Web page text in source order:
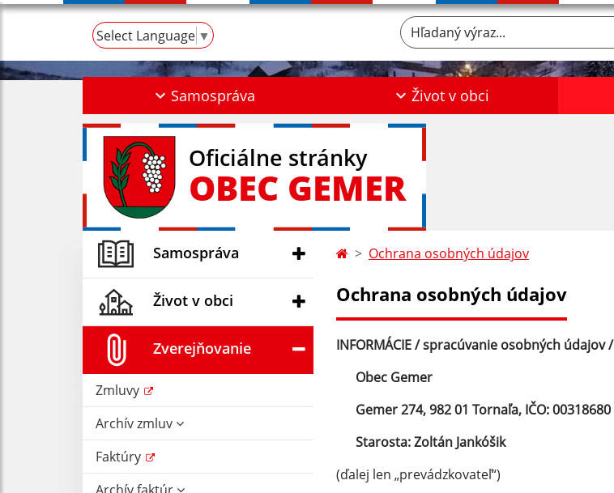
Select Language ▼
Hľadaný výraz...
Samospráva Život v obci
Oficiálne stránky
OBEC GEMER
Samospráva
Život v obci
Zverejňovanie
Zmluvy
Archív zmluv
Faktúry
Ochrana osobných údajov
Ochrana osobných údajov
INFORMÁCIE / spracúvanie osobných údajov /
Obec Gemer
Gemer 274, 982 01 Tornaľa, IČO: 00318680
Starosta:Zoltán Jankóšik
(ďalej len „prevádzkovateľ“)